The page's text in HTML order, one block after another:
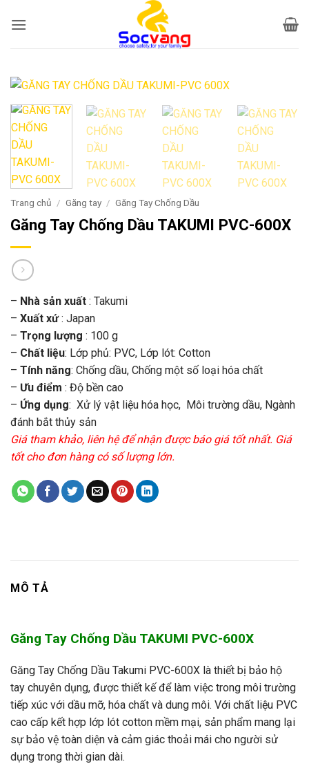
qua
Trang chủ / Găng tay / Găng Tay Chống Dầu
Găng Tay Chống Dầu TAKUMI PVC-600X
– Nhà sản xuất : Takumi
– Xuất xứ: Japan
– Trọng lượng : 100 g
– Chất liệu: Lớp phủ: PVC, Lớp lót: Cotton
– Tính năng: Chống dầu, Chống một số loại hóa chất
– Ưu điểm : Độ bền cao
– Ứng dụng: Xử lý vật liệu hóa học, Môi trường dầu, Ngành
đánh bắt thủy sản
Giá tham khảo, liên hệ để nhận được báo giá tốt nhất. Giá
tốt cho đơn hàng có số lượng lớn.
MÔ TẢ
Găng Tay Chống Dầu TAKUMI PVC-600X
Găng Tay Chống Dầu Takumi PVC-600X là thiết bị bảo hộ
tay chuyên dụng, được thiết kế để làm việc trong môi trường
tiếp xúc với dầu mỡ, hóa chất và dung môi. Với chất liệu PVC
cao cấp kết hợp lớp lót cotton mềm mại, sản phẩm mang lại
sự bảo vệ toàn diện và cảm giác thoải mái cho người sử
dụng trong thời gian dài.